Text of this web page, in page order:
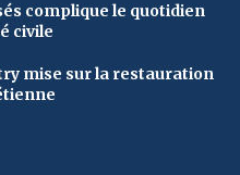
complique le quotidien
civile
mise sur la restauration